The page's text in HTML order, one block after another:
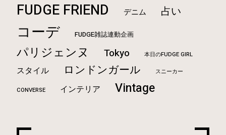
FUDGE FRIEND デニム 占い
コーデ FUDGE雑誌連動企画
パリジェンヌ Tokyo 本日のFUDGE GIRL
スタイル ロンドンガール スニーカー
CONVERSE インテリア Vintage